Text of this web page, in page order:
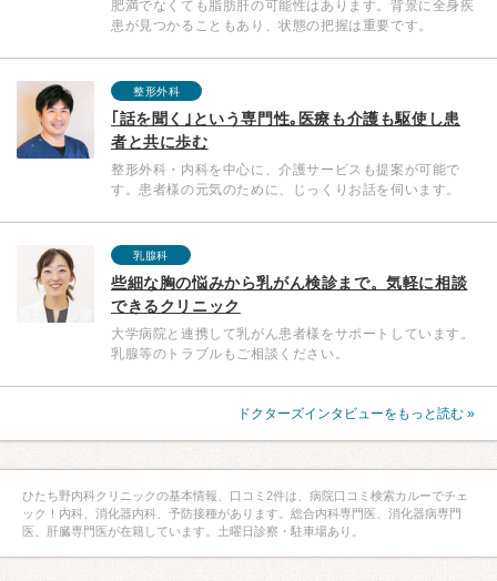
肥満でなくても脂肪肝の可能性はあります。背景に全身疾
患が見つかることもあり、状態の把握は重要です。
整形外科
｢話を聞く｣という専門性｡医療も介護も駆使し患
者と共に歩む
整形外科・内科を中心に、介護サービスも提案が可能で
す。患者様の元気のために、じっくりお話を伺います。
乳腺科
些細な胸の悩みから乳がん検診まで。気軽に相談
できるクリニック
大学病院と連携して乳がん患者様をサポートしています。
乳腺等のトラブルもご相談ください。
ドクターズインタビューをもっと読む »
ひたち野内科クリニックの基本情報、口コミ2件は、病院口コミ検索カルーでチェ
ック！内科、消化器内科、予防接種があります。総合内科専門医、消化器病専門
医、肝臓専門医が在籍しています。土曜日診察・駐車場あり。